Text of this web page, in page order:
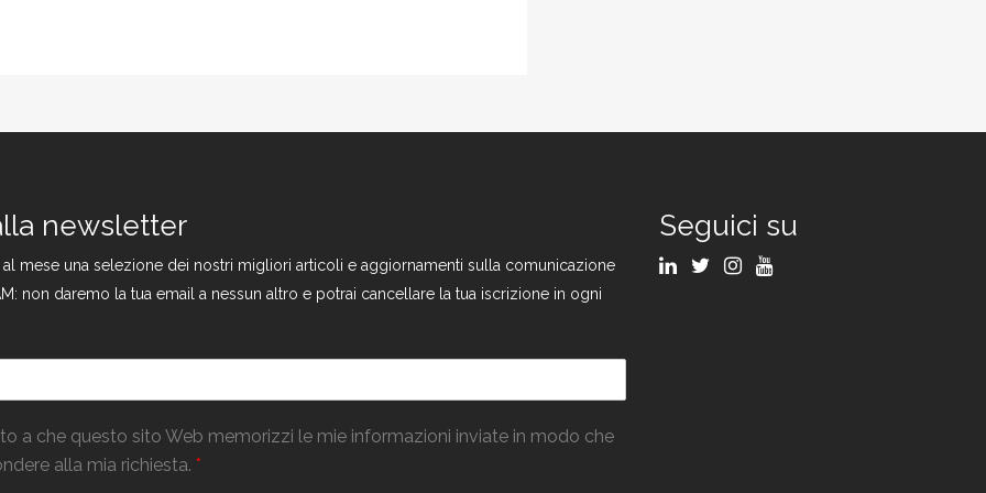
newsletter
al mese una selezione dei nostri migliori articoli e aggiornamenti sulla comunicazione
non daremo la tua email a nessun altro e potrai cancellare la tua iscrizione in ogni
a che questo sito Web memorizzi le mie informazioni inviate in modo che
alla mia richiesta. *
Seguici su